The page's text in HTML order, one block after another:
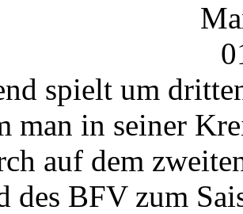
spielt um
man in seiner
auf dem
des BFV zum